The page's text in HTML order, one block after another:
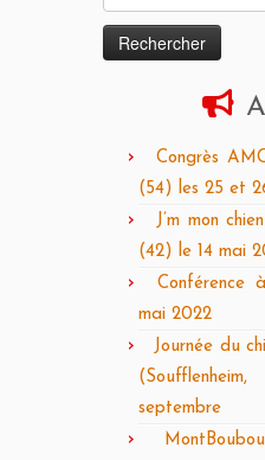
Congrès
(54) les 25 et
J’m mon
(42) le 14 mai
Conférence
mai 2022
Journée du
septembre